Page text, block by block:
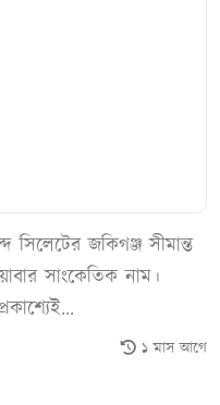
সিলেটের জকিগঞ্জ সীমান্ত
সাংকেতিক নাম।
১ মাস আগে